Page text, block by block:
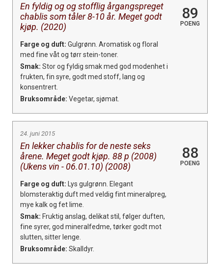
En fyldig og og stofflig årgangspreget
chablis som tåler 8-10 år. Meget godt
kjøp. (2020)
89
POENG
Farge og duft: Gulgrønn. Aromatisk og floral
med fine våt og tørr stein-toner.
Smak: Stor og fyldig smak med god modenhet i
frukten, fin syre, godt med stoff, lang og
konsentrert.
Bruksområde: Vegetar, sjømat.
24. juni 2015
En lekker chablis for de neste seks
årene. Meget godt kjøp. 88 p (2008)
(Ukens vin - 06.01.10) (2008)
88
POENG
Farge og duft: Lys gulgrønn. Elegant
blomsteraktig duft med veldig fint mineralpreg,
mye kalk og fet lime.
Smak: Fruktig anslag, delikat stil, følger duften,
fine syrer, god mineralfedme, tørker godt mot
slutten, sitter lenge.
Bruksområde: Skalldyr.